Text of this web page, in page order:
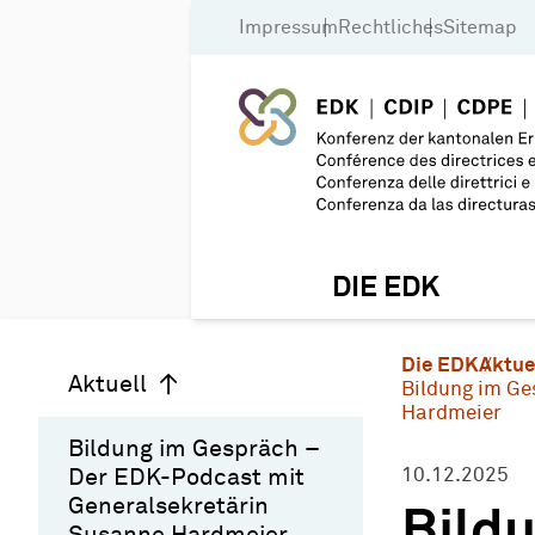
Impressum RechtlichesSitemap
DIE EDK
Aktuell
Bildung im Gespräch –
Der EDK-Podcast mit
Generalsekretärin
Die EDK
Bildung im
Hardmeier
10.12.2025